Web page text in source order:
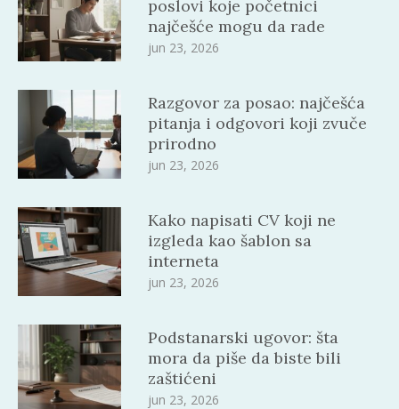
poslovi koje početnici
najčešće mogu da rade
jun 23, 2026
Razgovor za posao: najčešća
pitanja i odgovori koji zvuče
prirodno
jun 23, 2026
Kako napisati CV koji ne
izgleda kao šablon sa
interneta
jun 23, 2026
Podstanarski ugovor: šta
mora da piše da biste bili
zaštićeni
jun 23, 2026